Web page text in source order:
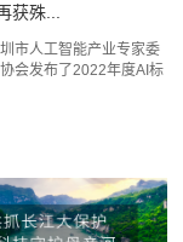
获殊...
市人工智能产业专家委
会发布了2022年度AI标